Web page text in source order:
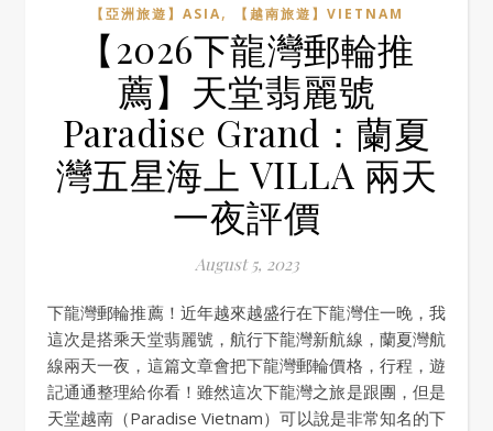
【亞洲旅遊】ASIA, 【越南旅遊】VIETNAM
【2026下龍灣郵輪推
薦】天堂翡麗號
Paradise Grand：蘭夏
灣五星海上 VILLA 兩天
一夜評價
August 5, 2023
下龍灣郵輪推薦！近年越來越盛行在下龍灣住一晚，我
這次是搭乘天堂翡麗號，航行下龍灣新航線，蘭夏灣航
線兩天一夜，這篇文章會把下龍灣郵輪價格，行程，遊
記通通整理給你看！雖然這次下龍灣之旅是跟團，但是
天堂越南（Paradise Vietnam）可以說是非常知名的下